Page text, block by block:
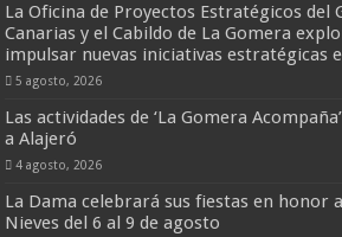
La Oficina de Proyectos Estratégicos del
Canarias y el Cabildo de La Gomera
impulsar nuevas iniciativas estratégicas
5 agosto, 2026
Las actividades de ‘La Gomera
a Alajeró
4 agosto, 2026
La Dama celebrará sus fiestas en honor
Nieves del 6 al 9 de agosto